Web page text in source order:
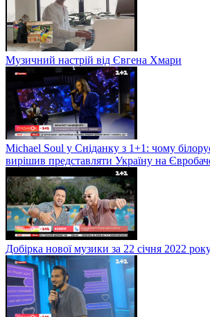
Музичний настрій від Євгена Хмари
Michael Soul у Сніданку з 1+1: чому
вирішив представляти Україну на
Добірка нової музики за 22 січня 2022